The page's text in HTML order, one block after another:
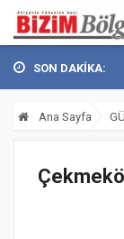
SON DAKİKA:
imzalandı
Ana Sayfa